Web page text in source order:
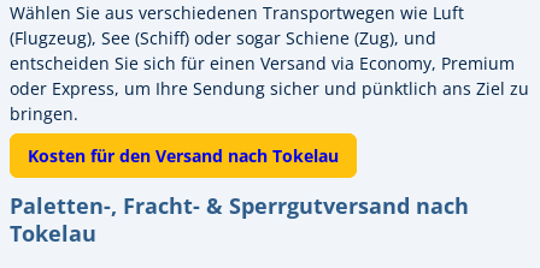
Wählen Sie aus verschiedenen Transportwegen wie Luft
(Flugzeug), See (Schiff) oder sogar Schiene (Zug), und
entscheiden Sie sich für einen Versand via Economy, Premium
oder Express, um Ihre Sendung sicher und pünktlich ans Ziel zu
bringen.
Kosten für den Versand nach Tokelau
Paletten-, Fracht- & Sperrgutversand nach
Tokelau